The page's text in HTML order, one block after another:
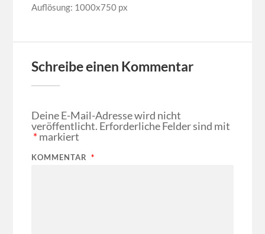
Auflösung: 1000x750 px
Schreibe einen Kommentar
Deine E-Mail-Adresse wird nicht
veröffentlicht. Erforderliche Felder sind mit
*markiert
KOMMENTAR *